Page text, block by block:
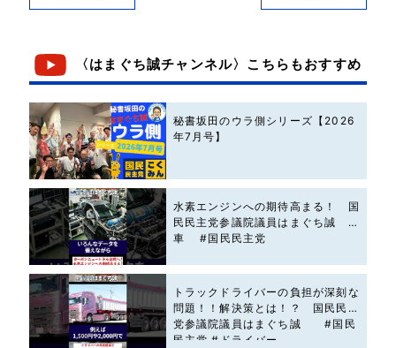
〈はまぐち誠チャンネル〉こちらもおすすめ
秘書坂田のウラ側シリーズ【2026
年7月号】
水素エンジンへの期待高まる！ 国
民民主党参議院議員はまぐち誠 #
車 #国民民主党
トラックドライバーの負担が深刻な
問題！！解決策とは！？ 国民民主
党参議院議員はまぐち誠 #国民
民主党 #ドライバー